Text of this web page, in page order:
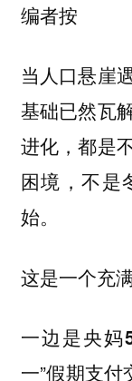
编者按
当人口悬崖
基础已然瓦
进化，都是
困境，不是
始。
这是一个充
一边是央妈
一”假期支付